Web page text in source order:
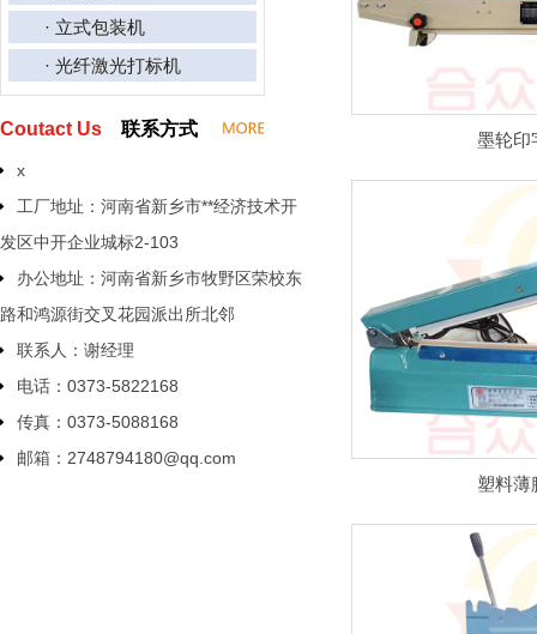
· 立式包装机
· 光纤激光打标机
Coutact Us 联系方式
x
工厂地址：河南省新乡市**经济技术开
发区中开企业城标2-103
办公地址：河南省新乡市牧野区荣校东
路和鸿源街交叉花园派出所北邻
联系人：谢经理
电话：0373-5822168
传真：0373-5088168
邮箱：2748794180@qq.com
墨轮印
塑料薄